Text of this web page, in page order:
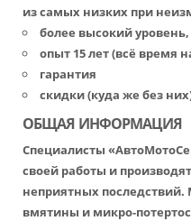
из самых низких при
более высокий
опыт 15 лет (всё время
гарантия
скидки (куда же без
ОБЩАЯ ИНФОРМАЦИЯ
Специалисты
своей работы и
неприятных
вмятины и микро-